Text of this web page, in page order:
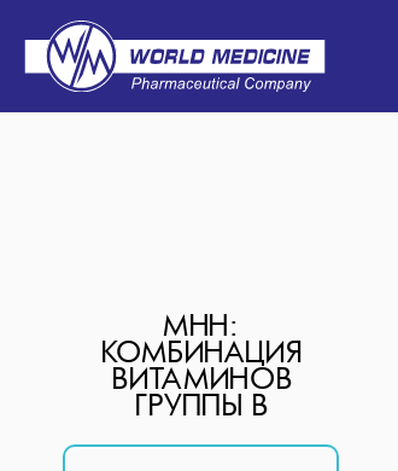
МНН:
КОМБИНАЦИЯ
ВИТАМИНОВ
ГРУППЫ В